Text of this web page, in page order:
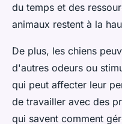
du temps et des
animaux restent à la
De plus, les chiens
d'autres odeurs ou
qui peut affecter leur
de travailler avec des
qui savent comment